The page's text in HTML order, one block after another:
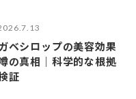
ベシロップの美容効果
の真相｜科学的な根拠
証